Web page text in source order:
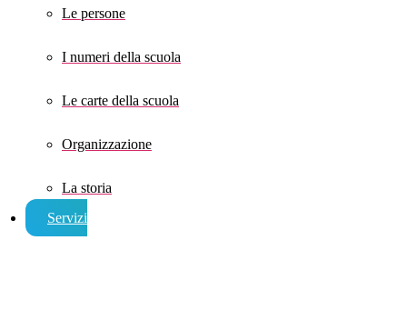
Le persone
I numeri della scuola
Le carte della scuola
Organizzazione
La storia
Servizi